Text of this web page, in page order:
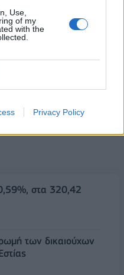
Use,
of my
with the
Privacy Policy
στα 320,42
των δικαιούχων